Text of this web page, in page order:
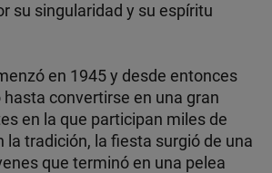
su singularidad y su espíritu
en 1945 y desde entonces
hasta convertirse en una gran
en la que participan miles de
la tradición, la fiesta surgió de una
que terminó en una pelea